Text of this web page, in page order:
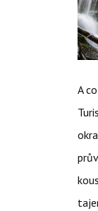
A